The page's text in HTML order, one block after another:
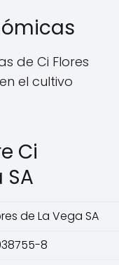
de Ci Flores
el cultivo
Ci
SA
de La Vega SA
8